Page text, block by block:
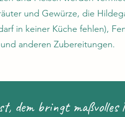
und Gewürze, die
in keiner Küche fehlen),
anderen Zubereitungen.
dem bringt maßvolles